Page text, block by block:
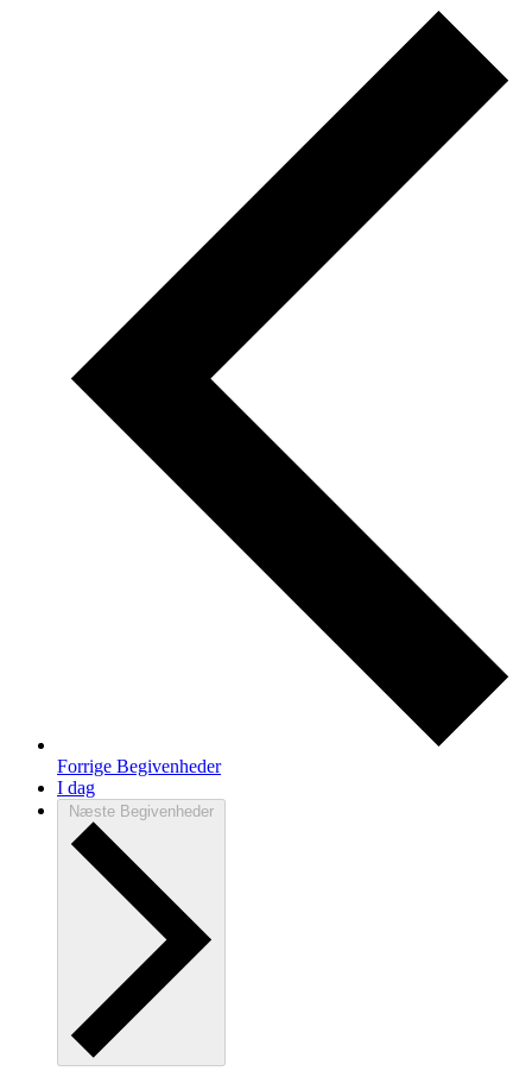
Forrige Begivenheder
I dag
Næste Begivenheder